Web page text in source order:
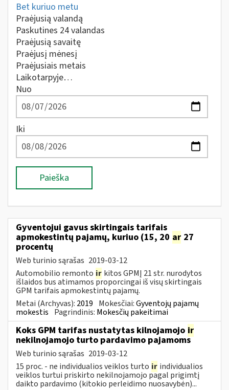
Bet kuriuo metu
Praėjusią valandą
Paskutines 24 valandas
Praėjusią savaitę
Praėjusį mėnesį
Praėjusiais metais
Laikotarpyje…
Nuo
Iki
Paieška
Gyventojui gavus skirtingais tarifais
apmokestintų pajamų, kuriuo (15, 20 ar 27
procentų
Web turinio sąrašas 2019-03-12
Automobilio remonto ir kitos GPMĮ 21 str. nurodytos
išlaidos bus atimamos proporcingai iš visų skirtingais
GPM tarifais apmokestintų pajamų.
Metai (Archyvas): 2019 Mokesčiai:Gyventojų pajamų
mokestis Pagrindinis: Mokesčių pakeitimai
Koks GPM tarifas nustatytas kilnojamojo ir
nekilnojamojo turto pardavimo pajamoms
Web turinio sąrašas 2019-03-12
15 proc. - ne individualios veiklos turto ir individualios
veiklos turtui priskirto nekilnojamojo pagal prigimtį
daikto pardavimo (kitokio perleidimo nuosavybėn)...